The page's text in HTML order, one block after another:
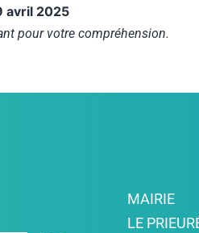
avril 2025
pour votre compréhension.
MAIRIE
LE